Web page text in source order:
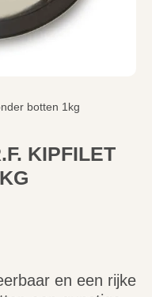
botten 1kg
KIPFILET
en een rijke